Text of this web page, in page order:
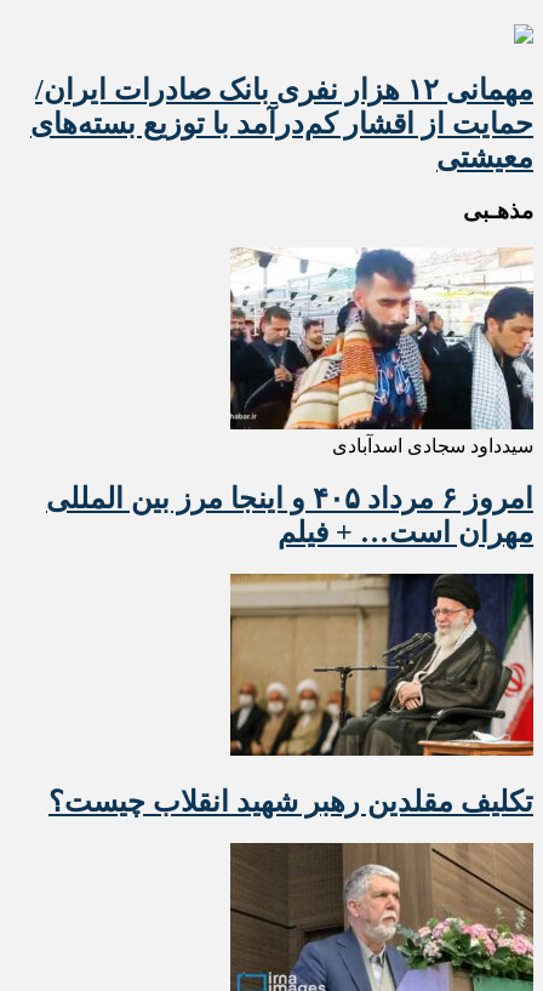
مهمانی ۱۲ هزار نفری بانک صادرات ایران/
حمایت از اقشار کم‌درآمد با توزیع بسته‌های
معیشتی
مذهـبی
سیدداود سجادی اسدآبادی
امروز ۶ مرداد ۴۰۵ و اینجا مرز بین المللی
مهران است… + فیلم
تکلیف مقلدین رهبر شهید انقلاب چیست؟